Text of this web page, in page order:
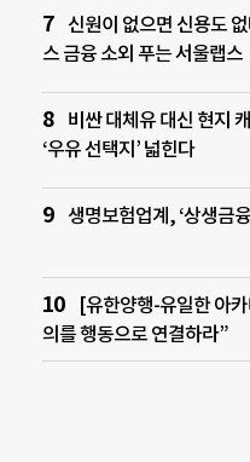
신원이 없으면 신용도
스 금융 소외 푸는 서울랩스
비싼 대체유 대신 현지
‘우유 선택지’ 넓힌다
생명보험업계, ‘상생금
[유한양행-유일한 아
의를 행동으로 연결하라”